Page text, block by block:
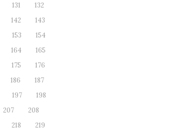
131
132
142
143
153
154
164
165
175
176
186
187
197
198
207
208
218
219